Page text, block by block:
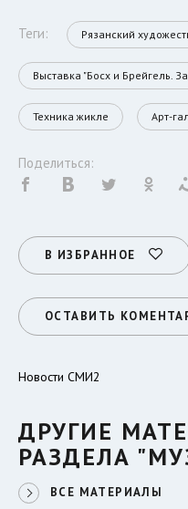
Теги: Рязанский
Выставка "Босх и Брейгель.
Техника жикле Арт-
Поделиться:
В ИЗБРАННОЕ
ОСТАВИТЬ
Новости СМИ2
ДРУГИЕ
РАЗДЕЛА
ВСЕ МАТЕРИАЛЫ